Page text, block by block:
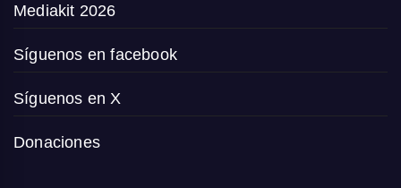
Mediakit 2026
Síguenos en facebook
Síguenos en X
Donaciones